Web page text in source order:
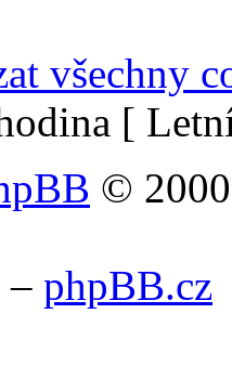
všechny
[
©
– phpBB.cz